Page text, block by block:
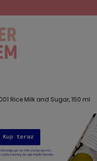
Rice Milk and Sugar, 150 ml